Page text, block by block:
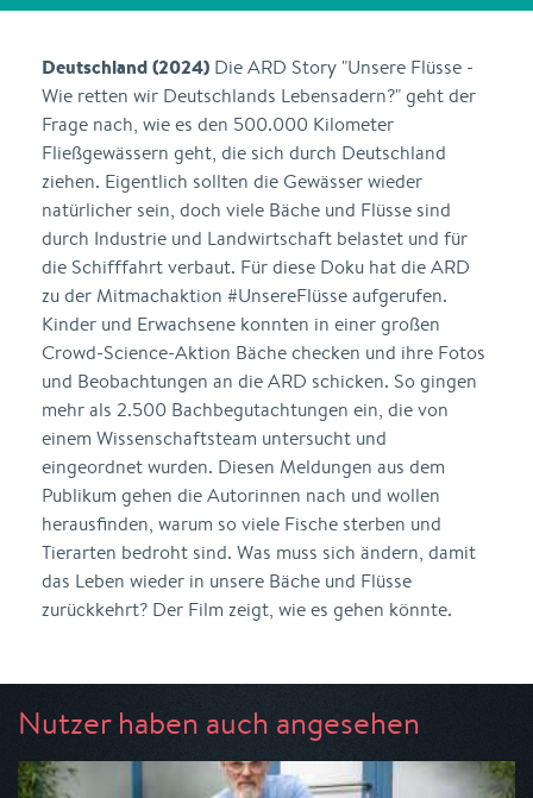
Deutschland (2024) Die ARD Story "Unsere Flüsse -
Wie retten wir Deutschlands Lebensadern?" geht der
Frage nach, wie es den 500.000 Kilometer
Fließgewässern geht, die sich durch Deutschland
ziehen. Eigentlich sollten die Gewässer wieder
natürlicher sein, doch viele Bäche und Flüsse sind
durch Industrie und Landwirtschaft belastet und für
die Schifffahrt verbaut. Für diese Doku hat die ARD
zu der Mitmachaktion #UnsereFlüsse aufgerufen.
Kinder und Erwachsene konnten in einer großen
Crowd-Science-Aktion Bäche checken und ihre Fotos
und Beobachtungen an die ARD schicken. So gingen
mehr als 2.500 Bachbegutachtungen ein, die von
einem Wissenschaftsteam untersucht und
eingeordnet wurden. Diesen Meldungen aus dem
Publikum gehen die Autorinnen nach und wollen
herausfinden, warum so viele Fische sterben und
Tierarten bedroht sind. Was muss sich ändern, damit
das Leben wieder in unsere Bäche und Flüsse
zurückkehrt? Der Film zeigt, wie es gehen könnte.
Nutzer haben auch angesehen